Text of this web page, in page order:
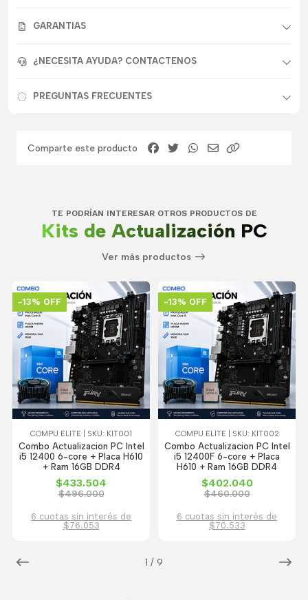
GARANTIAS
¿NECESITA AYUDA? CONTACTENOS
PREGUNTAS FRECUENTES
Comparte este producto
TE PODRÍAN INTERESAR OTROS PRODUCTOS DE
Kits de Actualización PC
Ver más productos
1 / 9
-13% OFF
COMPU ELITE | SKU: KIT001
Combo Actualizacion PC Intel
i5 12400 6-core + Placa H610
+ Ram 16GB DDR4
$433.504
$496.000
6 cuotas sin interés de
$76.053
-13% OFF
COMPU ELITE | SKU: KIT002
Combo Actualizacion PC Intel
i5 12400F 6-core + Placa
H610 + Ram 16GB DDR4
$402.040
$460.000
6 cuotas sin interés de
$70.533